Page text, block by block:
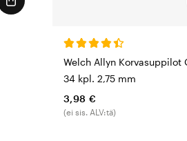
kaikissa vaiheissa. Laatuun
-neuvoston kanssa
Americares, Project
Welch Allyn Korvasuppilot
34 kpl. 2,75 mm
3,98 €
(ei sis. ALV:tä)